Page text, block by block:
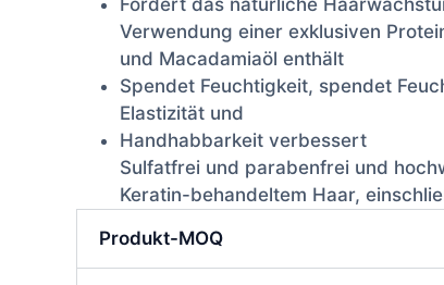
Fördert das natürliche
Verwendung einer exklusiven
und Macadamiaöl enthält
Spendet Feuchtigkeit, spendet
Elastizität und
Handhabbarkeit verbessert
Sulfatfrei und parabenfrei und
Keratin-behandeltem Haar,
Produkt-MOQ